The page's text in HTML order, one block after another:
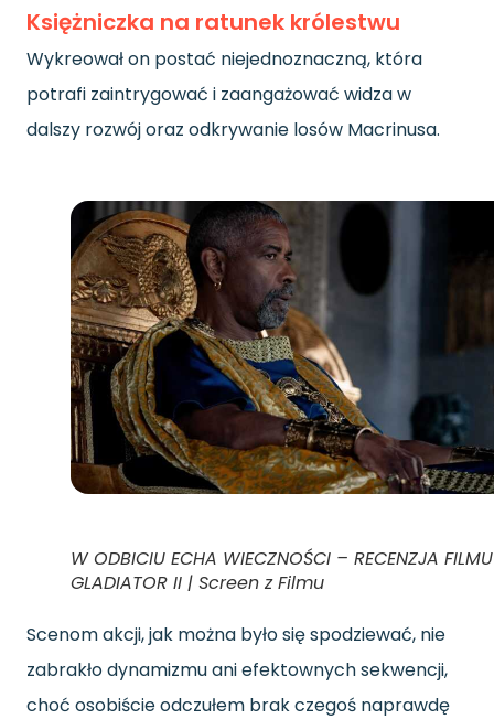
Księżniczka na ratunek królestwu
Wykreował on postać niejednoznaczną, która
potrafi zaintrygować i zaangażować widza w
dalszy rozwój oraz odkrywanie losów Macrinusa.
W ODBICIU ECHA WIECZNOŚCI – RECENZJA FILMU
GLADIATOR II | Screen z Filmu
Scenom akcji, jak można było się spodziewać, nie
zabrakło dynamizmu ani efektownych sekwencji,
choć osobiście odczułem brak czegoś naprawdę